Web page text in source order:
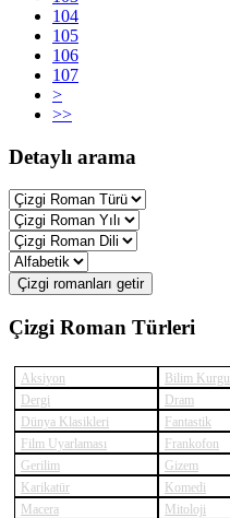
104
105
106
107
>
>>
Detaylı arama
Çizgi romanları getir
Çizgi Roman Türleri
Aksiyon Bilim Kurgu
Dergi
Dram
Dünya Klasikleri
Fantastik
Film Uyarlaması
Frankofon
Gerilim
Gizem
Karikatür
Komedi
Macera
Mitoloji